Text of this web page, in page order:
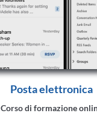
Posta elettronica
Corso di formazione